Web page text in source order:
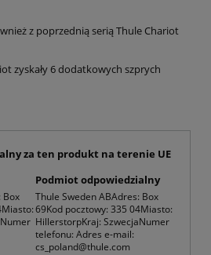
z poprzednią serią Thule Chariot
zyskały 6 dodatkowych szprych
za ten produkt na terenie UE
Box
Podmiot odpowiedzialny
Thule Sweden ABAdres: Box
69Kod pocztowy: 335 04Miasto:
HillerstorpKraj: SzwecjaNumer
telefonu: Adres e-mail:
cs_poland@thule.com